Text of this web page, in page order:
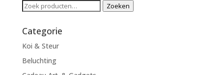
Zoeken
Zoeken
Categorie
Koi & Steur
Beluchting